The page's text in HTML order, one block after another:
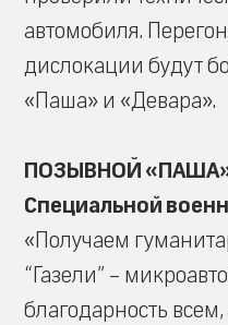
автомобиля.
дислокации будут
«Паша» и «Девара».
ПОЗЫВНОЙ
Специальной
«Получаем
“Газели” –
благодарность